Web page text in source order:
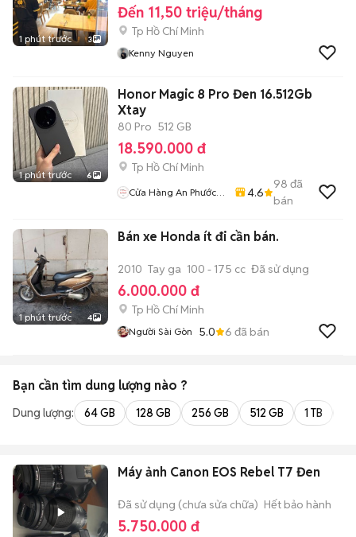
1 phút trước 3
Đến 11,50 triệu/tháng
Tp Hồ Chí Minh
Kenny Nguyen
1 phút trước 6
Honor Magic 8 Pro Đen 16.512Gb
Xtay
80 Pro 512 GB
18.590.000 đ
Tp Hồ Chí Minh
Cửa Hàng An Phước
4.6
98 đã
bán
1 phút trước 4
Bán xe Honda ít đi cần bán.
2010 Tay ga 100 - 175 cc Đã sử dụng
6.000.000 đ
Tp Hồ Chí Minh
Người Sài Gòn 5.0 6 đã bán
Bạn cần tìm dung lượng nào ?
Dung lượng: 64 GB 128 GB 256 GB 512 GB 1 TB
Máy ảnh Canon EOS Rebel T7 Đen
Đã sử dụng (chưa sửa chữa) Hết bảo hành
5.750.000 đ